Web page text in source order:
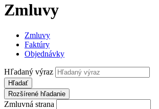
Zmluvy
Zmluvy
Faktúry
Objednávky
Hľadaný výraz
Hľadať
Rozšírené hľadanie
Zmluvná strana